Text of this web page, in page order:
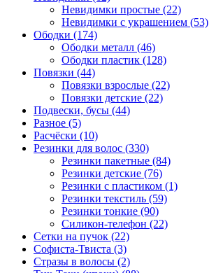
Невидимки простые (22)
Невидимки с украшением (53)
Ободки (174)
Ободки металл (46)
Ободки пластик (128)
Повязки (44)
Повязки взрослые (22)
Повязки детские (22)
Подвески, бусы (44)
Разное (5)
Расчёски (10)
Резинки для волос (330)
Резинки пакетные (84)
Резинки детские (76)
Резинки с пластиком (1)
Резинки текстиль (59)
Резинки тонкие (90)
Силикон-телефон (22)
Сетки на пучок (22)
Софиста-Твиста (3)
Стразы в волосы (2)